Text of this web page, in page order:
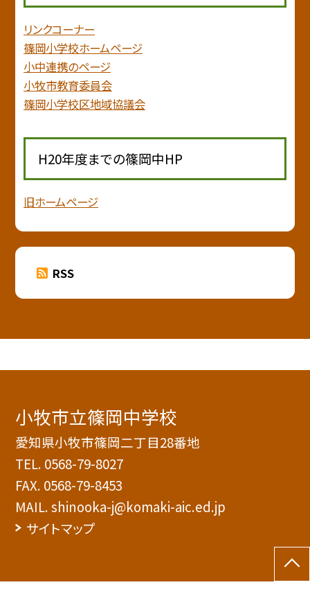
リンクコーナー
篠岡小学校ホームページ
小中連携のページ
小牧市教育委員会
篠岡小学校区地域協議会
H20年度までの篠岡中HP
旧ホームページ
RSS
小牧市立篠岡中学校
愛知県小牧市篠岡二丁目28番地
TEL. 0568-79-8027
FAX. 0568-79-8453
MAIL. shinooka-j@komaki-aic.ed.jp
サイトマップ